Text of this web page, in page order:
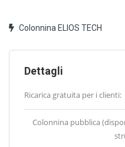
Colonnina ELIOS TECH
Dettagli
Ricarica gratuita per i clienti:
Colonnina pubblica